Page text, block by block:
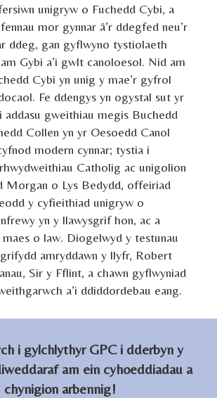
unigryw o Fuchedd Cybi, a
mor gynnar â’r ddegfed neu’r
ddeg, gan gyflwyno tystiolaeth
Gybi a’i gwlt canoloesol. Nid am
Cybi yn unig y mae’r gyfrol
Fe ddengys yn ogystal sut yr
addasu gweithiau megis Buchedd
Collen yn yr Oesoedd Canol
modern cynnar; tystia i
Catholig ac unigolion
Morgan o Lys Bedydd, offeiriad
y cyfieithiad unigryw o
yn y llawysgrif hon, ac a
o law. Diogelwyd y testunau
amryddawn y llyfr, Robert
Sir y Fflint, a chawn gyflwyniad
a’i ddiddordebau eang.
i gylchlythyr GPC i dderbyn y
am ein cyhoeddiadau a
chynigion arbennig!